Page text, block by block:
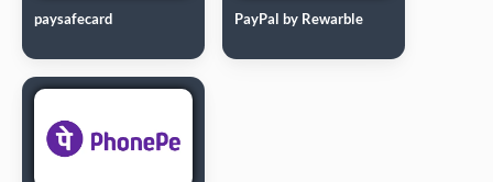
paysafecard PayPal by Rewarble